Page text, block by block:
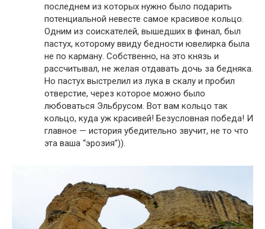
последнем из которых нужно было подарить
потенциальной невесте самое красивое кольцо.
Одним из соискателей, вышедших в финал, был
пастух, которому ввиду бедности ювелирка была
не по карману. Собственно, на это князь и
рассчитывал, не желая отдавать дочь за бедняка.
Но пастух выстрелил из лука в скалу и пробил
отверстие, через которое можно было
любоваться Эльбрусом. Вот вам кольцо так
кольцо, куда уж красивей! Безусловная победа! И
главное — история убедительно звучит, не то что
эта ваша “эрозия”)).